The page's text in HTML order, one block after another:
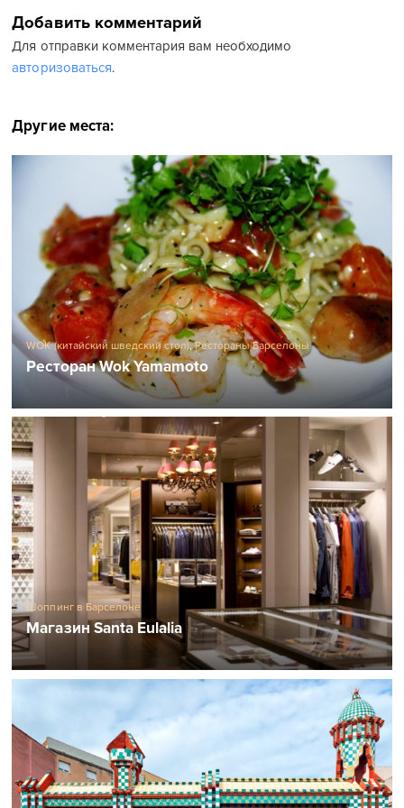
Добавить комментарий
Для отправки комментария вам необходимо
авторизоваться.
Другие места:
WOK (китайский шведский стол),Рестораны Барселоны
Ресторан Wok Yamamoto
Шоппинг в Барселоне
Магазин Santa Eulalia